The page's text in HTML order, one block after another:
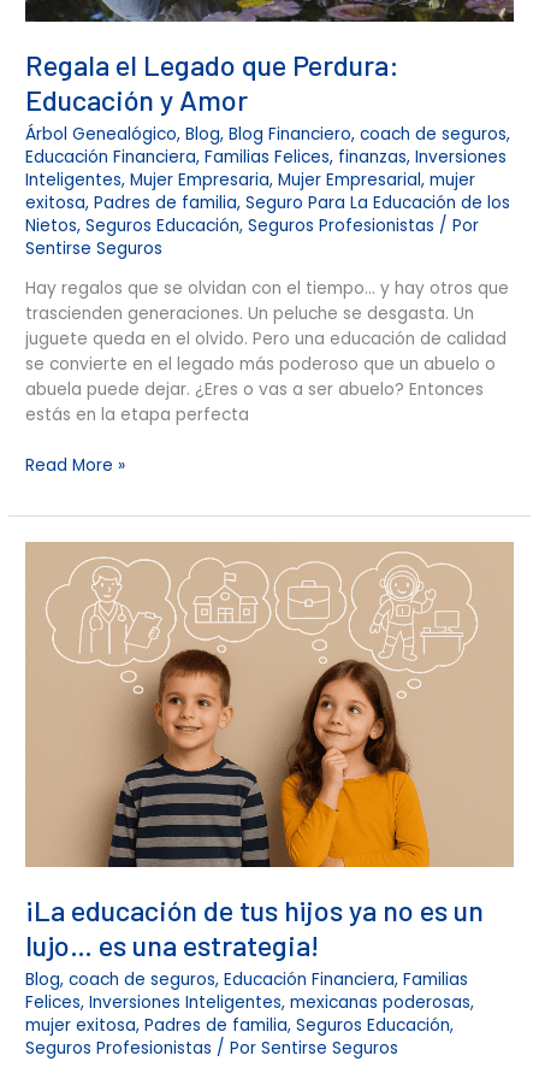
Regala el Legado que Perdura:
Educación y Amor
Árbol Genealógico,Blog,Blog Financiero,coach de seguros,
Educación Financiera,Familias Felices, finanzas,Inversiones
Inteligentes,Mujer Empresaria,Mujer Empresarial,mujer
exitosa,Padres de familia,Seguro Para La Educación de los
Nietos,Seguros Educación,Seguros Profesionistas / Por
Sentirse Seguros
Hay regalos que se olvidan con el tiempo… y hay otros que
trascienden generaciones. Un peluche se desgasta. Un
juguete queda en el olvido. Pero una educación de calidad
se convierte en el legado más poderoso que un abuelo o
abuela puede dejar. ¿Eres o vas a ser abuelo? Entonces
estás en la etapa perfecta
Read More »
¡La educación de tus hijos ya no es un
lujo… es una estrategia!
Blog,coach de seguros,Educación Financiera,Familias
Felices,Inversiones Inteligentes,mexicanas poderosas,
mujer exitosa,Padres de familia,Seguros Educación,
Seguros Profesionistas / PorSentirse Seguros
educación
de
tus
hijos
estrategia!